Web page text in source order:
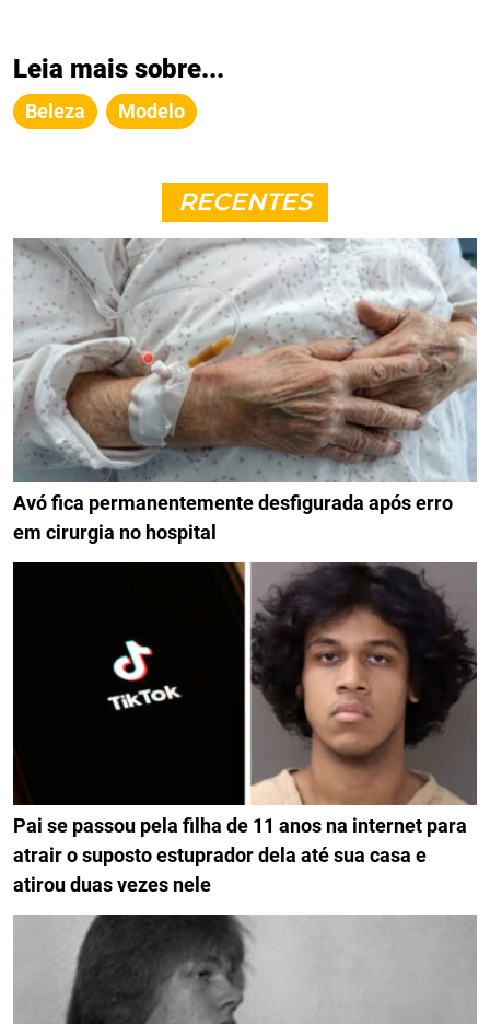
Leia mais sobre...
Beleza Modelo
RECENTES
Avó fica permanentemente desfigurada após erro
em cirurgia no hospital
Pai se passou pela filha de 11 anos na internet para
atrair o suposto estuprador dela até sua casa e
atirou duas vezes nele